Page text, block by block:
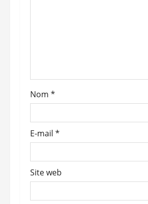
a
r
t
i
c
l
Nom *
E-mail *
Site web